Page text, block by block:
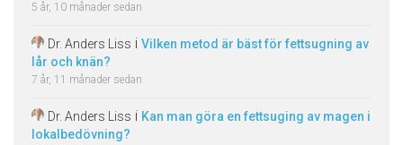
5 år, 10 månader sedan
Dr. Anders Liss i Vilken metod är bäst för fettsugning av
lår och knän?
7 år, 11 månader sedan
Dr. Anders Liss i Kan man göra en fettsuging av magen i
lokalbedövning?